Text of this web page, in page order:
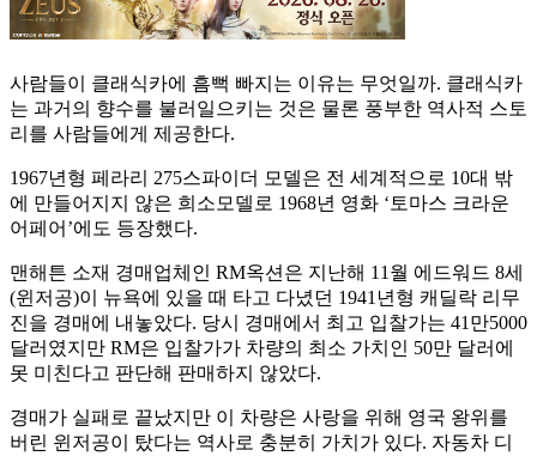
사람들이 클래식카에 흠뻑 빠지는 이유는 무엇일까. 클래식카
는 과거의 향수를 불러일으키는 것은 물론 풍부한 역사적 스토
리를 사람들에게 제공한다.
1967년형 페라리 275스파이더 모델은 전 세계적으로 10대 밖
에 만들어지지 않은 희소모델로 1968년 영화 ‘토마스 크라운
어페어’에도 등장했다.
맨해튼 소재 경매업체인 RM옥션은 지난해 11월 에드워드 8세
(윈저공)이 뉴욕에 있을 때 타고 다녔던 1941년형 캐딜락 리무
진을 경매에 내놓았다. 당시 경매에서 최고 입찰가는 41만5000
달러였지만 RM은 입찰가가 차량의 최소 가치인 50만 달러에
못 미친다고 판단해 판매하지 않았다.
경매가 실패로 끝났지만 이 차량은 사랑을 위해 영국 왕위를
버린 윈저공이 탔다는 역사로 충분히 가치가 있다. 자동차 디